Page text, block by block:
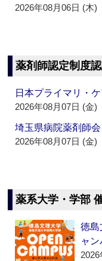
2026年08月06日 (木)
薬剤師認定制度
日本プライマリ・
2026年08月07日 (金)
埼玉県病院薬剤師
2026年08月07日 (金)
薬系大学・学部
徳
ャ